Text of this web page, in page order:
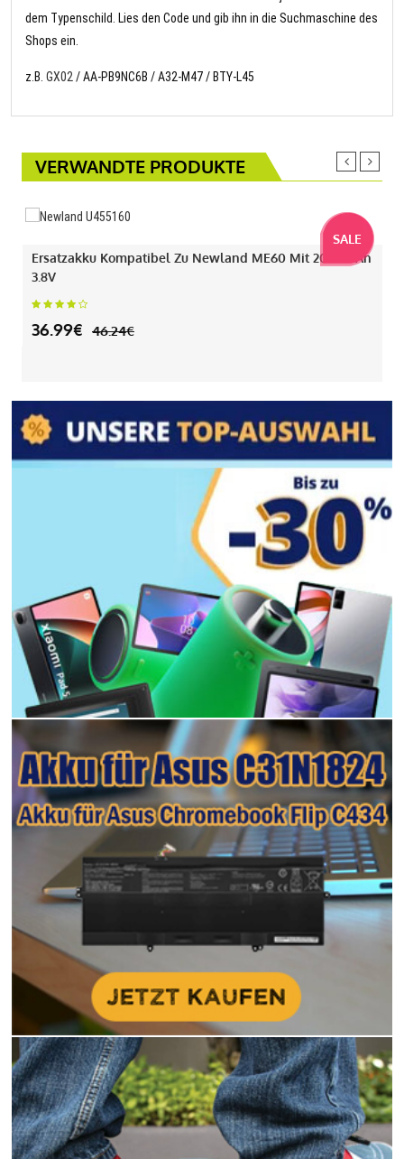
dem Typenschild. Lies den Code und gib ihn in die Suchmaschine des
Shops ein.
z.B. GX02/ AA-PB9NC6B / A32-M47 / BTY-L45
VERWANDTE PRODUKTE
SALE
Ersatzakku Kompatibel Zu Newland ME60 Mit 2000mAh
3.8V
36.99€ 46.24€